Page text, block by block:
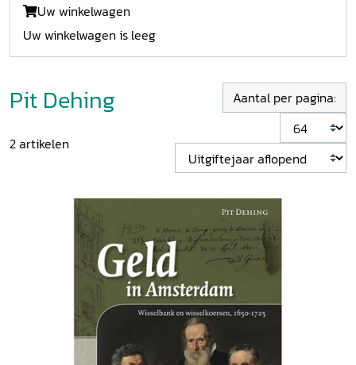
Uw winkelwagen
Uw winkelwagen is leeg
Pit Dehing
2artikelen
Aantal per pagina: